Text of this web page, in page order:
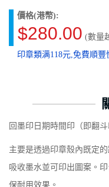
價格(港幣):
$280.00 (數量
印章類满118元,免費順豐
回墨印日期時間印（即翻
主要是透過印章殼內既定
吸收墨水並可印出圖案。
保耐用效果。